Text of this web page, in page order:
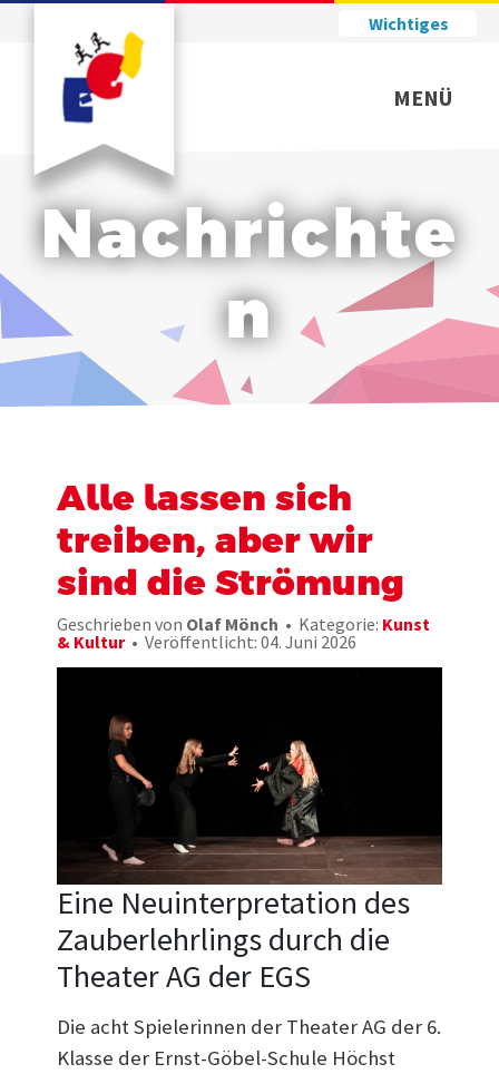
Wichtiges
MENÜ
Nachrichte
n
Alle lassen sich
treiben, aber wir
sind die Strömung
Geschrieben von Olaf Mönch Kategorie: Kunst
& Kultur
Veröffentlicht: 04. Juni 2026
Eine Neuinterpretation des
Zauberlehrlings durch die
Theater AG der EGS
Die acht Spielerinnen der Theater AG der 6.
Klasse der Ernst-Göbel-Schule Höchst